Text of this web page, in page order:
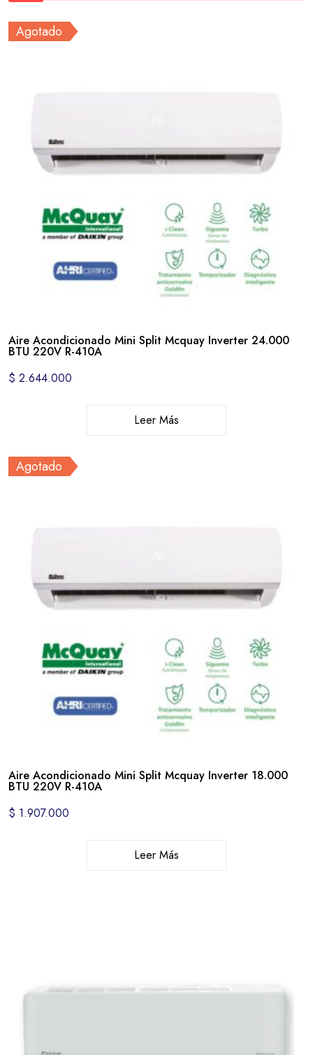
Agotado
Aire Acondicionado Mini Split Mcquay Inverter 24.000
BTU 220V R-410A
$ 2.644.000
Leer Más
Agotado
Aire Acondicionado Mini Split Mcquay Inverter 18.000
BTU 220V R-410A
$ 1.907.000
Leer Más